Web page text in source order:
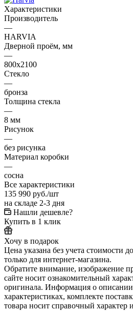
Характеристики
Производитель
—
HARVIA
Дверной проём, мм
—
800х2100
Стекло
—
бронза
Толщина стекла
—
8 мм
Рисунок
—
без рисунка
Материал коробки
—
сосна
Все характеристики
135 990 руб./шт
на складе 2-3 дня
Нашли дешевле?
Купить в 1 клик
Хочу в подарок
Цена указана без учета стоимости
только для интернет-магазина.
Обратите внимание, изображение
сайте носит ознакомительный
оригинала. Информация о
характеристиках, комплекте
товара носит справочный характер